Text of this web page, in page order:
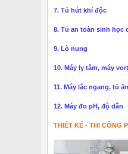
7. Tủ hút khí độc
8. Tủ an toàn sinh học
9. Lò nung
10. Máy ly tâm, máy
11. Máy lắc ngang, tủ
12. Máy đo pH, độ dẫn
THIẾT KẾ - THI CÔNG